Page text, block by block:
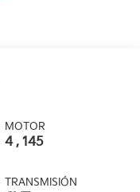
MOTOR
4 , 145
TRANSMISIÓN